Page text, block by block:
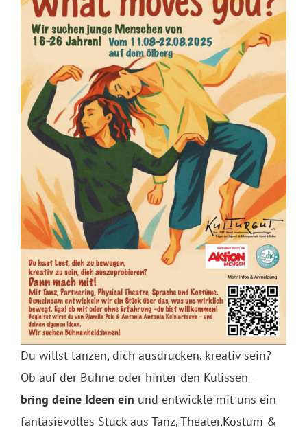
Du willst tanzen, dich ausdrücken, kreativ sein?
Ob auf der Bühne oder hinter den Kulissen –
bring deine Ideen ein und entwickle mit uns ein
fantasievolles Stück aus Tanz, Theater,Kostüm &